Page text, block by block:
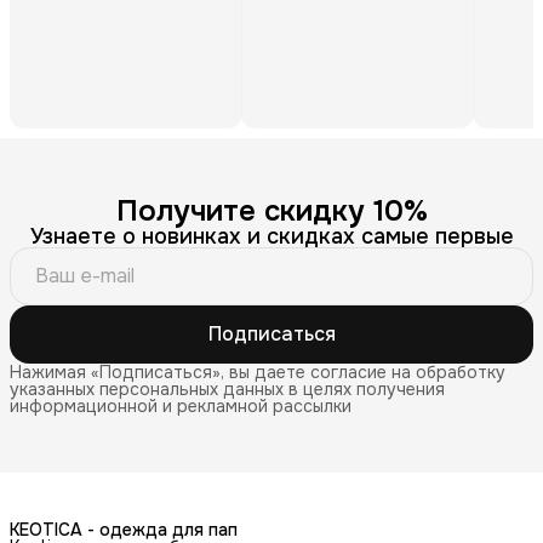
Получите скидку 10%
Узнаете о новинках и скидках самые первые
Подписаться
Нажимая «Подписаться», вы даете согласие на обработку
указанных персональных данных в целях получения
информационной и рекламной рассылки
KEOTICA - одежда для пап